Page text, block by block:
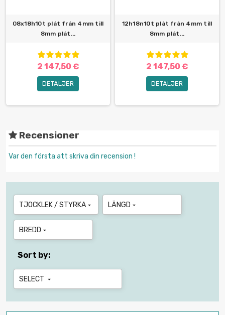
08x18h10t plåt från 4mm till
8mm plåt...
2 147,50 €
DETALJER
12h18n10t plåt från 4mm till
8mm plåt...
2 147,50 €
DETALJER
Recensioner
Var den första att skriva din recension !
TJOCKLEK / STYRKA  LÄNGD 
BREDD 
Sort by:
SELECT 